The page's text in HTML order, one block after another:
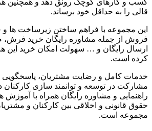
قالی را به حداقل خود برساند.
این مجموعه با فراهم ساختن زیرساخت ها
فروش از جمله مشاوره رایگان خرید فرش،
ارسال رایگان و … سهولت امکان خرید این
کرده است.
خدمات کامل و رضایت مشتریان، پاسخگویی
مشارکت در توسعه و توانمند سازی کارکنان در
راهنمایی و مشاوره رایگان همراه با آموزش
حقوق قانونی و اخلاقی بین کارکنان و
مجموعه است.